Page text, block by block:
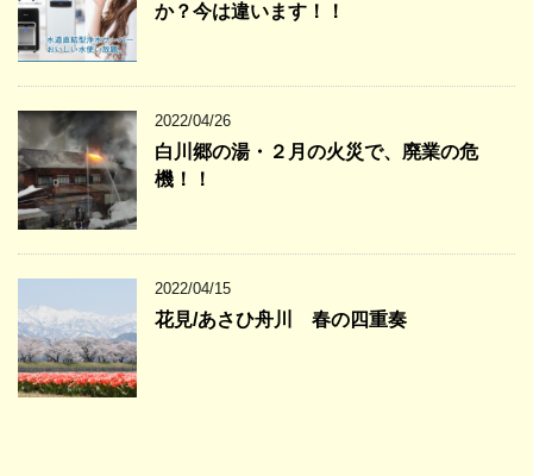
か？今は違います！！
2022/04/26
白川郷の湯・２月の火災で、廃業の危
機！！
2022/04/15
花見/あさひ舟川 春の四重奏